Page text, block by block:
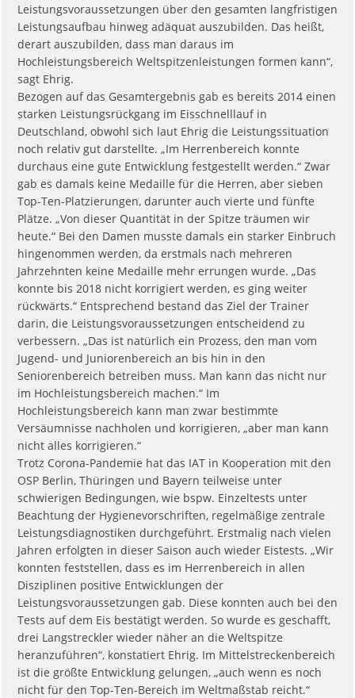
Leistungsvoraussetzungen über den gesamten langfristigen
Leistungsaufbau hinweg adäquat auszubilden. Das heißt,
derart auszubilden, dass man daraus im
Hochleistungsbereich Weltspitzenleistungen formen kann“,
sagt Ehrig.
Bezogen auf das Gesamtergebnis gab es bereits 2014 einen
starken Leistungsrückgang im Eisschnelllauf in
Deutschland, obwohl sich laut Ehrig die Leistungssituation
noch relativ gut darstellte. „Im Herrenbereich konnte
durchaus eine gute Entwicklung festgestellt werden.“ Zwar
gab es damals keine Medaille für die Herren, aber sieben
Top-Ten-Platzierungen, darunter auch vierte und fünfte
Plätze. „Von dieser Quantität in der Spitze träumen wir
heute.“ Bei den Damen musste damals ein starker Einbruch
hingenommen werden, da erstmals nach mehreren
Jahrzehnten keine Medaille mehr errungen wurde. „Das
konnte bis 2018 nicht korrigiert werden, es ging weiter
rückwärts.“ Entsprechend bestand das Ziel der Trainer
darin, die Leistungsvoraussetzungen entscheidend zu
verbessern. „Das ist natürlich ein Prozess, den man vom
Jugend- und Juniorenbereich an bis hin in den
Seniorenbereich betreiben muss. Man kann das nicht nur
im Hochleistungsbereich machen.“ Im
Hochleistungsbereich kann man zwar bestimmte
Versäumnisse nachholen und korrigieren, „aber man kann
nicht alles korrigieren.“
Trotz Corona-Pandemie hat das IAT in Kooperation mit den
OSP Berlin, Thüringen und Bayern teilweise unter
schwierigen Bedingungen, wie bspw. Einzeltests unter
Beachtung der Hygienevorschriften, regelmäßige zentrale
Leistungsdiagnostiken durchgeführt. Erstmalig nach vielen
Jahren erfolgten in dieser Saison auch wieder Eistests. „Wir
konnten feststellen, dass es im Herrenbereich in allen
Disziplinen positive Entwicklungen der
Leistungsvoraussetzungen gab. Diese konnten auch bei den
Tests auf dem Eis bestätigt werden. So wurde es geschafft,
drei Langstreckler wieder näher an die Weltspitze
heranzuführen“, konstatiert Ehrig. Im Mittelstreckenbereich
ist die größte Entwicklung gelungen, „auch wenn es noch
nicht für den Top-Ten-Bereich im Weltmaßstab reicht.“